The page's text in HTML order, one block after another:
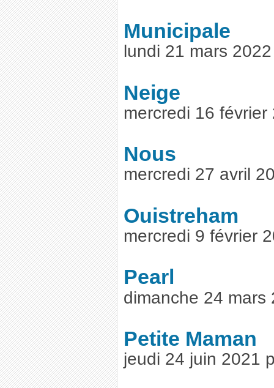
Municipale
lundi 21 mars
Neige
mercredi 16
Nous
mercredi 27 avril
Ouistreham
mercredi 9 février
Pearl
dimanche 24 mars
Petite Maman
jeudi 24 juin 2021